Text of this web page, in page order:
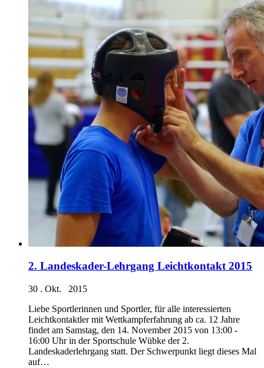
2. Landeskader-Lehrgang Leichtkontakt 2015
30 . Okt. 2015
Liebe Sportlerinnen und Sportler, für alle interessierten
Leichtkontaktler mit Wettkampferfahrung ab ca. 12 Jahre
findet am Samstag, den 14. November 2015 von 13:00 -
16:00 Uhr in der Sportschule Wübke der 2.
Landeskaderlehrgang statt. Der Schwerpunkt liegt dieses Mal
auf…